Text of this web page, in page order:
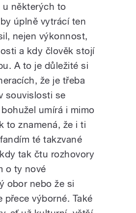
u některých to
úplně vytrácí ten
nejen výkonnost,
a kdy člověk stojí
A to je důležité si
že je třeba
souvislosti se
umírá i mimo
to znamená, že i ti
té takzvané
tak čtu rozhovory
o ty nové
obor nebo že si
výborné. Také